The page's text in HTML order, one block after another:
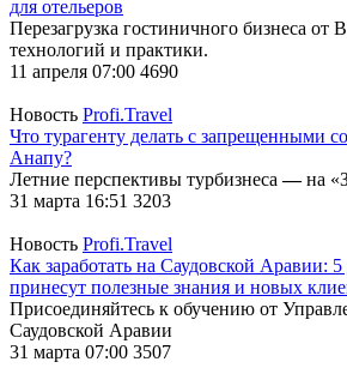
для отельеров
Перезагрузка гостиничного бизнеса
технологий и практики.
11 апреля 07:00 4690
Новость Profi.Travel
Что турагенту делать с запрещенными
Анапу?
Летние перспективы турбизнеса—на
31 марта 16:51 3203
Новость Profi.Travel
Как заработать на Саудовской Аравии:
принесут полезные знания и новых
Присоединяйтесь к обучению от
Саудовской Аравии
31 марта 07:00 3507